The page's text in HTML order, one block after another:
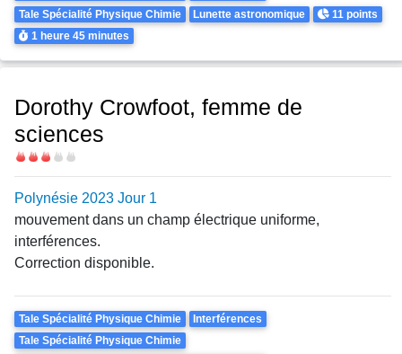
Tale Spécialité Physique Chimie
Lunette astronomique Points
11 points
Durée
1 heure 45 minutes
Dorothy Crowfoot, femme de
sciences
Difficulté
Polynésie 2023 Jour 1
mouvement dans un champ électrique uniforme,
interférences.
Correction disponible.
Theme
Tale Spécialité Physique Chimie
Interférences
Tale Spécialité Physique Chimie